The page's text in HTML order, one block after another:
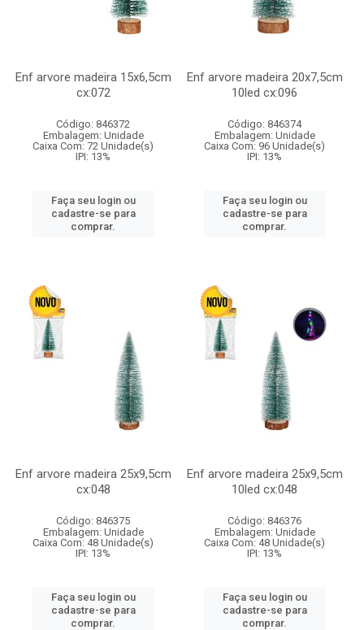
Enf arvore madeira 15x6,5cm
cx:072
Código: 846372
Embalagem: Unidade
Caixa Com: 72 Unidade(s)
IPI: 13%
Faça seu login ou
cadastre-se para
comprar.
Enf arvore madeira 20x7,5cm
10led cx:096
Código: 846374
Embalagem: Unidade
Caixa Com: 96 Unidade(s)
IPI: 13%
Faça seu login ou
cadastre-se para
comprar.
Enf arvore madeira 25x9,5cm
cx:048
Código: 846375
Embalagem: Unidade
Caixa Com: 48 Unidade(s)
IPI: 13%
Faça seu login ou
cadastre-se para
comprar.
Enf arvore madeira 25x9,5cm
10led cx:048
Código: 846376
Embalagem: Unidade
Caixa Com: 48 Unidade(s)
IPI: 13%
Faça seu login ou
cadastre-se para
comprar.